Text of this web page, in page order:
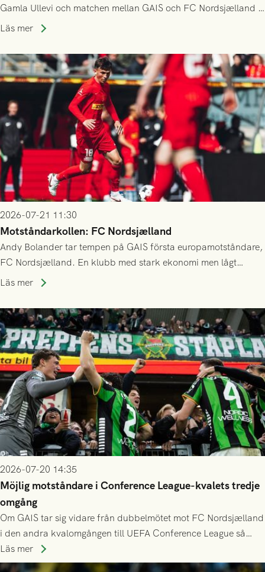
Gamla Ullevi och matchen mellan GAIS och FC Nordsjælland i
kvalet till Conference League! Avspark kl 19.00 på torsdag
Läs mer
2026-07-21 11:30
Motståndarkollen: FC Nordsjælland
Andy Bolander tar tempen på GAIS första europamotståndare,
FC Nordsjælland. En klubb med stark ekonomi men lågt
publiksnitt, ett lag med både kollektiv styrka och individuell
Läs mer
2026-07-20 14:35
Möjlig motståndare i Conference League-kvalets tredje
omgång
Om GAIS tar sig vidare från dubbelmötet mot FC Nordsjælland
i den andra kvalomgången till UEFA Conference League så
spelas den tredje kvalomgången kort därpå. Motståndare blir
då vinnaren i mötet mellan isländska Valur och HŠK Zrinjski
Läs mer